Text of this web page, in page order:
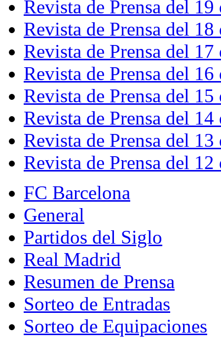
Revista de Prensa del
Revista de Prensa del
Revista de Prensa del
Revista de Prensa del
Revista de Prensa del
Revista de Prensa del
Revista de Prensa del
Revista de Prensa del
FC Barcelona
General
Partidos del Siglo
Real Madrid
Resumen de Prensa
Sorteo de Entradas
Sorteo de Equipaciones